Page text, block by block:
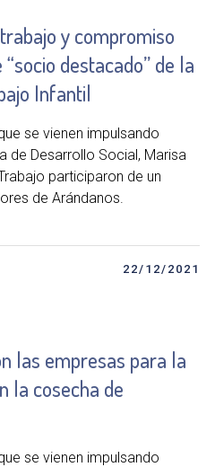
y compromiso
destacado” de la
Infantil
se vienen impulsando
de Desarrollo Social, Marisa
participaron de un
de Arándanos.
22/12/2021
las empresas para la
la cosecha de
se vienen impulsando